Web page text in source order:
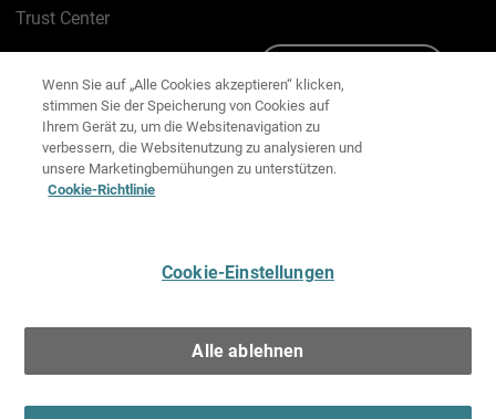
Trust Center
Cookie-Richtlinie
Datenschutzrichtlinie
Media & Brand Kit
Wenn Sie auf „Alle Cookies akzeptieren“ klicken,
stimmen Sie der Speicherung von Cookies auf
Ihrem Gerät zu, um die Websitenavigation zu
verbessern, die Websitenutzung zu analysieren und
unsere Marketingbemühungen zu unterstützen.
Cookie-Richtlinie
Cookie-Einstellungen
Alle ablehnen